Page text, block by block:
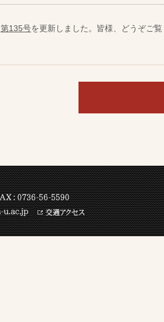
第135号を更新しました。皆様、どうぞご